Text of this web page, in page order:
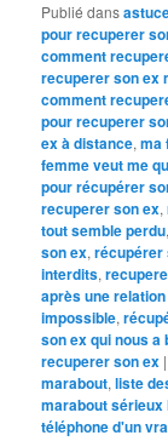
Publié dans
pour recuperer
comment
recuperer son ex
comment
pour recuperer
ex à distance,ma
femme veut me
pour récupérer
recuperer son ex,
tout semble perdu
son ex,récupérer
interdits,
après une
impossible,
son ex qui nous a
recuperer son ex |
marabout,liste
marabout sérieux
téléphone d'un